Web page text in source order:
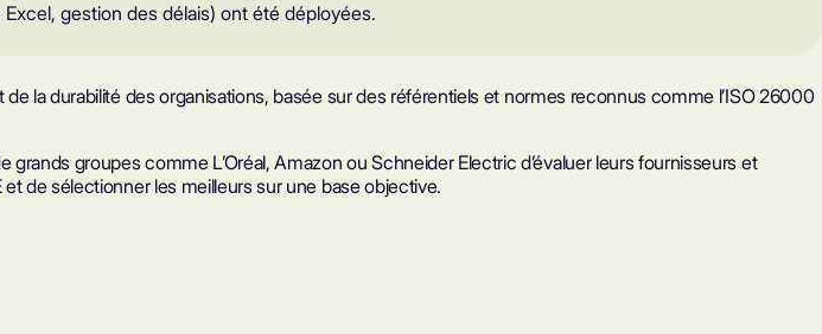
gestion des délais) ont été déployées.
la durabilitédes organisations, basée sur des référentiels et normes reconnus comme l’ISO 26000
grands groupes comme L’Oréal, Amazon ou Schneider Electric d’évaluer leurs fournisseurs et
de sélectionner les meilleurs sur une base objective.